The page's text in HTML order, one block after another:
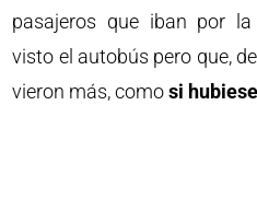
pasajeros que iban por
visto el autobús pero que,
vieron más, comosi